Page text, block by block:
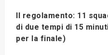
Il regolamento: 11
di due tempi di 15
per la finale)